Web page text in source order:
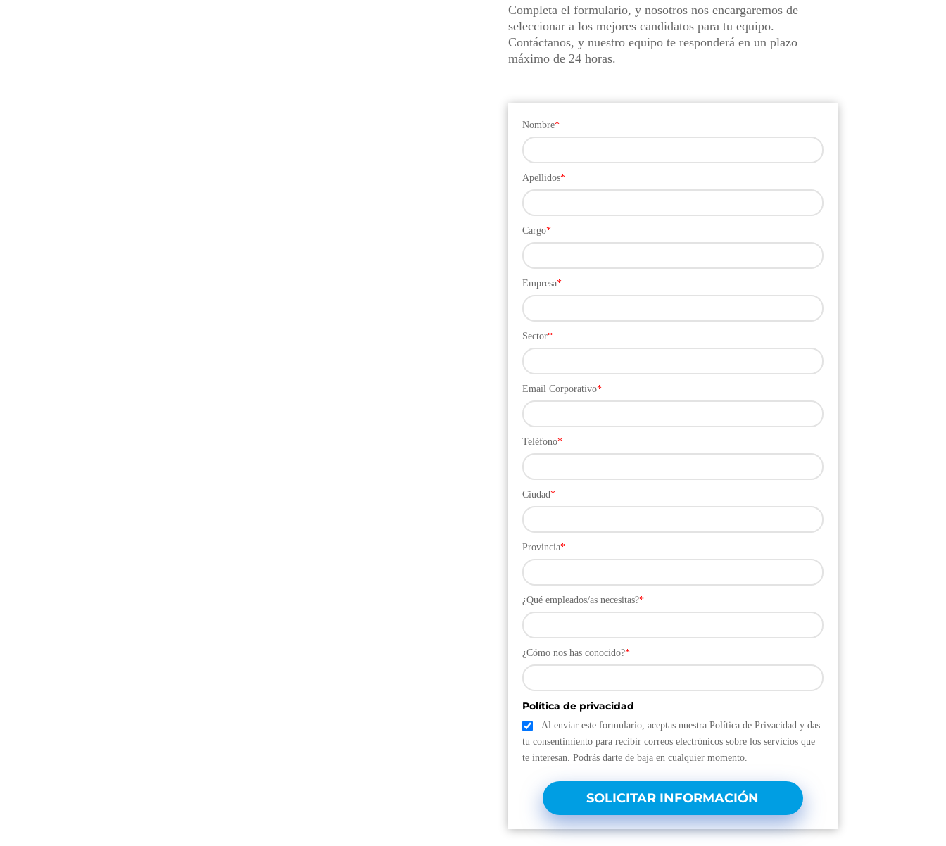
Completa el formulario, y nosotros nos encargaremos de
seleccionar a los mejores candidatos para tu equipo.
Contáctanos, y nuestro equipo te responderá en un plazo
máximo de 24 horas.
Nombre*
Apellidos*
Cargo*
Empresa*
Sector*
Email Corporativo*
Teléfono*
Ciudad*
Provincia*
¿Qué empleados/as necesitas?*
¿Cómo nos has conocido?*
Política de privacidad
Al enviar este formulario, aceptas nuestra Política de Privacidad y das
tu consentimiento para recibir correos electrónicos sobre los servicios que
te interesan. Podrás darte de baja en cualquier momento.
SOLICITAR INFORMACIÓN